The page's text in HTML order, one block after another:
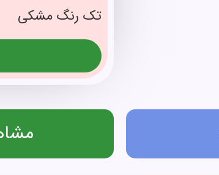
تک رنگ مشکی